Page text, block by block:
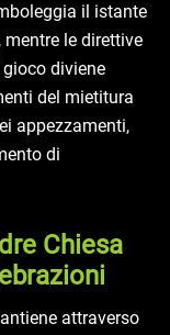
il istante
le direttive
diviene
del mietitura
appezzamenti,
di
Chiesa
attraverso